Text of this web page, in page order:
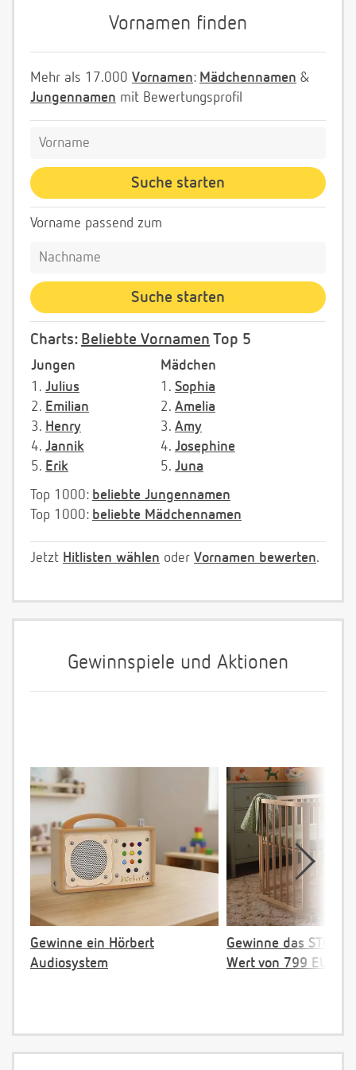
Vornamen finden
Mehr als 17.000 Vornamen: Mädchennamen &
Jungennamen mit Bewertungsprofil
Vorname passend zum
Charts: Beliebte Vornamen Top 5
Jungen
Mädchen
1. Julius
2. Emilian
3. Henry
4. Jannik
5. Erik
1. Sophia
2. Amelia
3. Amy
4. Josephine
5. Juna
Top 1000: beliebte Jungennamen
Top 1000: beliebte Mädchennamen
Jetzt Hitlisten wählen oder Vornamen bewerten.
Gewinnspiele und Aktionen
Gewinne ein Hörbert
Audiosystem
Gewinne das
Wert von 799 EUR